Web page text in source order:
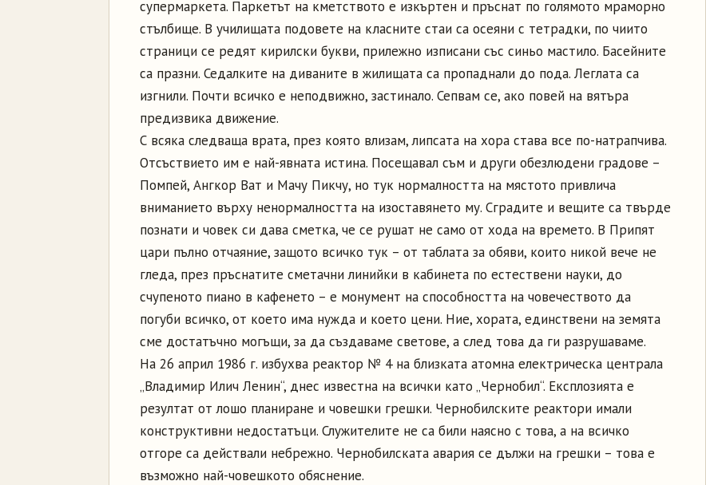
супермаркета. Паркетът на кметството е изкъртен и пръснат по голямото мраморно
стълбище. В училищата подовете на класните стаи са осеяни с тетрадки, по чиито
страници се редят кирилски букви, прилежно изписани със синьо мастило. Басейните
са празни. Седалките на диваните в жилищата са пропаднали до пода. Леглата са
изгнили. Почти всичко е неподвижно, застинало. Сепвам се, ако повей на вятъра
предизвика движение.
С всяка следваща врата, през която влизам, липсата на хора става все по-натрапчива.
Отсъствието им е най-явната истина. Посещавал съм и други обезлюдени градове –
Помпей, Ангкор Ват и Мачу Пикчу, но тук нормалността на мястото привлича
вниманието върху ненормалността на изоставянето му. Сградите и вещите са твърде
познати и човек си дава сметка, че се рушат не само от хода на времето. В Припят
цари пълно отчаяние, защото всичко тук – от таблата за обяви, които никой вече не
гледа, през пръснатите сметачни линийки в кабинета по естествени науки, до
счупеното пиано в кафенето – е монумент на способността на човечеството да
погуби всичко, от което има нужда и което цени. Ние, хората, единствени на земята
сме достатъчно могъщи, за да създаваме светове, а след това да ги разрушаваме.
На 26 април 1986 г. избухва реактор № 4 на близката атомна електрическа централа
„Владимир Илич Ленин“, днес известна на всички като „Чернобил“. Експлозията е
резултат от лошо планиране и човешки грешки. Чернобилските реактори имали
конструктивни недостатъци. Служителите не са били наясно с това, а на всичко
отгоре са действали небрежно. Чернобилската авария се дължи на грешки – това е
възможно най-човешкото обяснение.